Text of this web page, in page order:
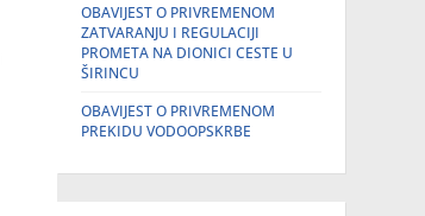
OBAVIJEST O PRIVREMENOM
ZATVARANJU I REGULACIJI
PROMETA NA DIONICI CESTE U
ŠIRINCU
OBAVIJEST O PRIVREMENOM
PREKIDU VODOOPSKRBE